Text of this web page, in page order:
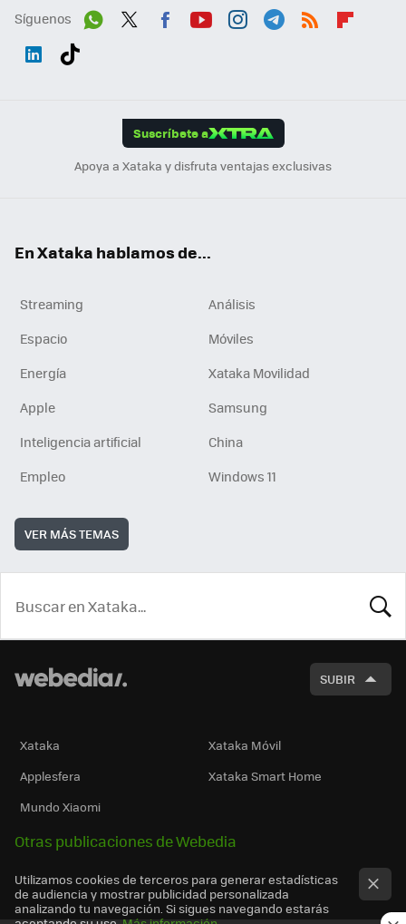
Síguenos
Suscríbete a
Apoya a Xataka y disfruta ventajas exclusivas
En Xataka hablamos de...
Streaming
Análisis
Espacio
Móviles
Energía
Xataka Movilidad
Apple
Samsung
Inteligencia artificial
China
Empleo
Windows 11
VER MÁS TEMAS
SUBIR
Xataka
Xataka Móvil
Applesfera
Xataka Smart Home
Mundo Xiaomi
Otras publicaciones de Webedia
Utilizamos cookies de terceros para generar estadísticas
de audiencia y mostrar publicidad personalizada
analizando tu navegación. Si sigues navegando estarás